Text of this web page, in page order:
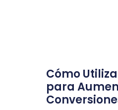
Cómo
para